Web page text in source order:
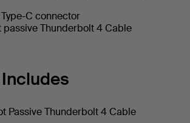
C connector
passive Thunderbolt 4 Cable
Passive Thunderbolt 4 Cable